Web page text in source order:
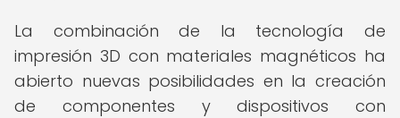
La combinación de la tecnología de
impresión 3D con materiales magnéticos ha
abierto nuevas posibilidades en la creación
de componentes y dispositivos con